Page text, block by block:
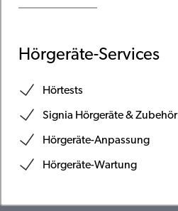
Hörgeräte-Services
Hörtests
Signia Hörgeräte & Zubehör
Hörgeräte-Anpassung
Hörgeräte-Wartung